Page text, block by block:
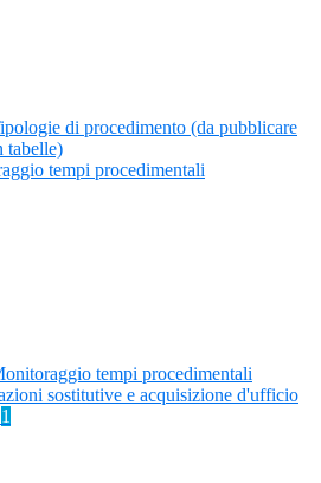
di procedimento (da pubblicare
tabelle)
tempi procedimentali
tempi procedimentali
sostitutive e acquisizione d'ufficio
1